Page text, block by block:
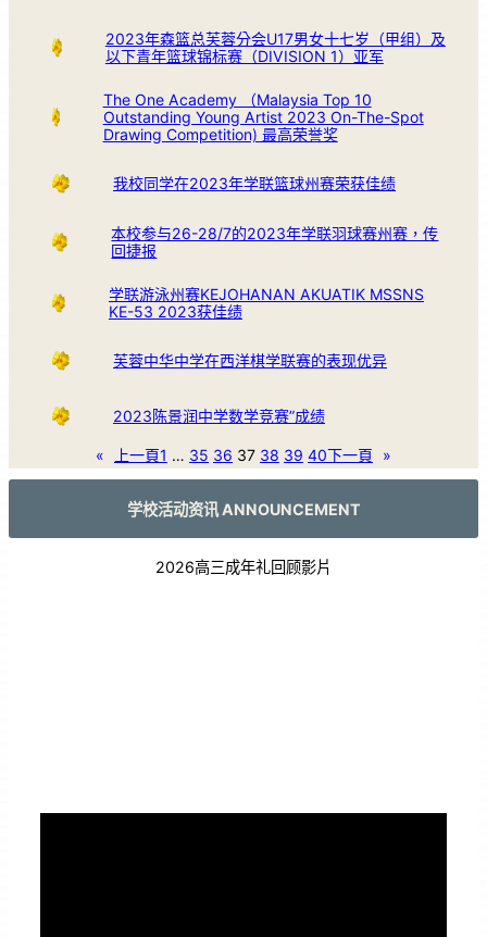
2023年森篮总芙蓉分会U17男女十七岁（甲组）及
以下青年篮球锦标赛（DIVISION 1）亚军
The One Academy （Malaysia Top 10
Outstanding Young Artist 2023 On-The-Spot
Drawing Competition) 最高荣誉奖
我校同学在2023年学联篮球州赛荣获佳绩
本校参与26-28/7的2023年学联羽球赛州赛，传
回捷报
学联游泳州赛KEJOHANAN AKUATIK MSSNS
KE-53 2023获佳绩
芙蓉中华中学在西洋棋学联赛的表现优异
2023陈景润中学数学竞赛”成绩
« 上一頁1 … 35 36 37 38 39 40下一頁 »
学校活动资讯 ANNOUNCEMENT
2026高三成年礼回顾影片